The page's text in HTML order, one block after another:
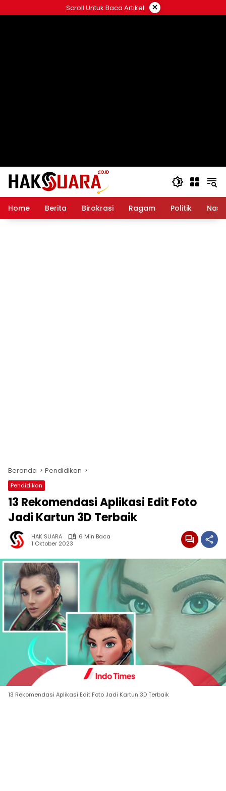
ke
Scroll Untuk Baca Artikel ×
Home Berita Birokrasi Ragam Politik
Beranda Pendidikan
Pendidikan
13 Rekomendasi Aplikasi Edit Foto
Jadi Kartun 3D Terbaik
HAK SUARA
6 Min Baca
1 Oktober 2023
13 Rekomendasi Aplikasi Edit Foto Jadi Kartun 3D Terbaik